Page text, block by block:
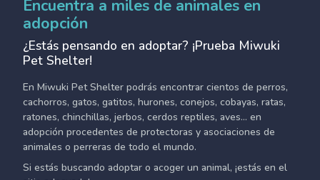
Encuentra a miles de animales en
adopción
¿Estás pensando en adoptar? ¡Prueba Miwuki
Pet Shelter!
En Miwuki Pet Shelter podrás encontrar cientos de perros,
cachorros, gatos, gatitos, hurones, conejos, cobayas, ratas,
ratones, chinchillas, jerbos, cerdos reptiles, aves... en
adopción procedentes de protectoras y asociaciones de
animales o perreras de todo el mundo.
Si estás buscando adoptar o acoger un animal, ¡estás en el